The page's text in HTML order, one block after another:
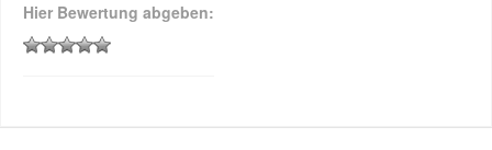
Hier Bewertung abgeben: